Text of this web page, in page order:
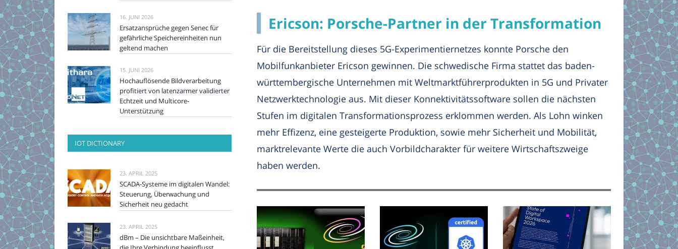
Ericson: Porsche-Partner in der Transformation
Für die Bereitstellung dieses 5G-Experimentiernetzes konnte Porsche den
Mobilfunkanbieter Ericson gewinnen. Die schwedische Firma stattet das baden-
württembergische Unternehmen mit Weltmarktführerprodukten in 5G und Privater
Netzwerktechnologie aus. Mit dieser Konnektivitätssoftware sollen die nächsten
Stufen im digitalen Transformationsprozess erklommen werden. Als Lohn winken
mehr Effizenz, eine gesteigerte Produktion, sowie mehr Sicherheit und Mobilität,
marktrelevante Werte die auch Vorbildcharakter für weitere Wirtschaftszweige
haben werden.
16. JUNI 2026
Ersatzansprüche gegen Senec für
gefährliche Speichereinheiten nun
geltend machen
15. JUNI 2026
Hochauflösende Bildverarbeitung
profitiert von latenzarmer validierter
Echtzeit und Multicore-
Unterstützung
IOT DICTIONARY
23. APRIL 2025
SCADA-Systeme im digitalen Wandel:
Steuerung, Überwachung und
Sicherheit neu gedacht
23. APRIL 2025
dBm – Die unsichtbare Maßeinheit,